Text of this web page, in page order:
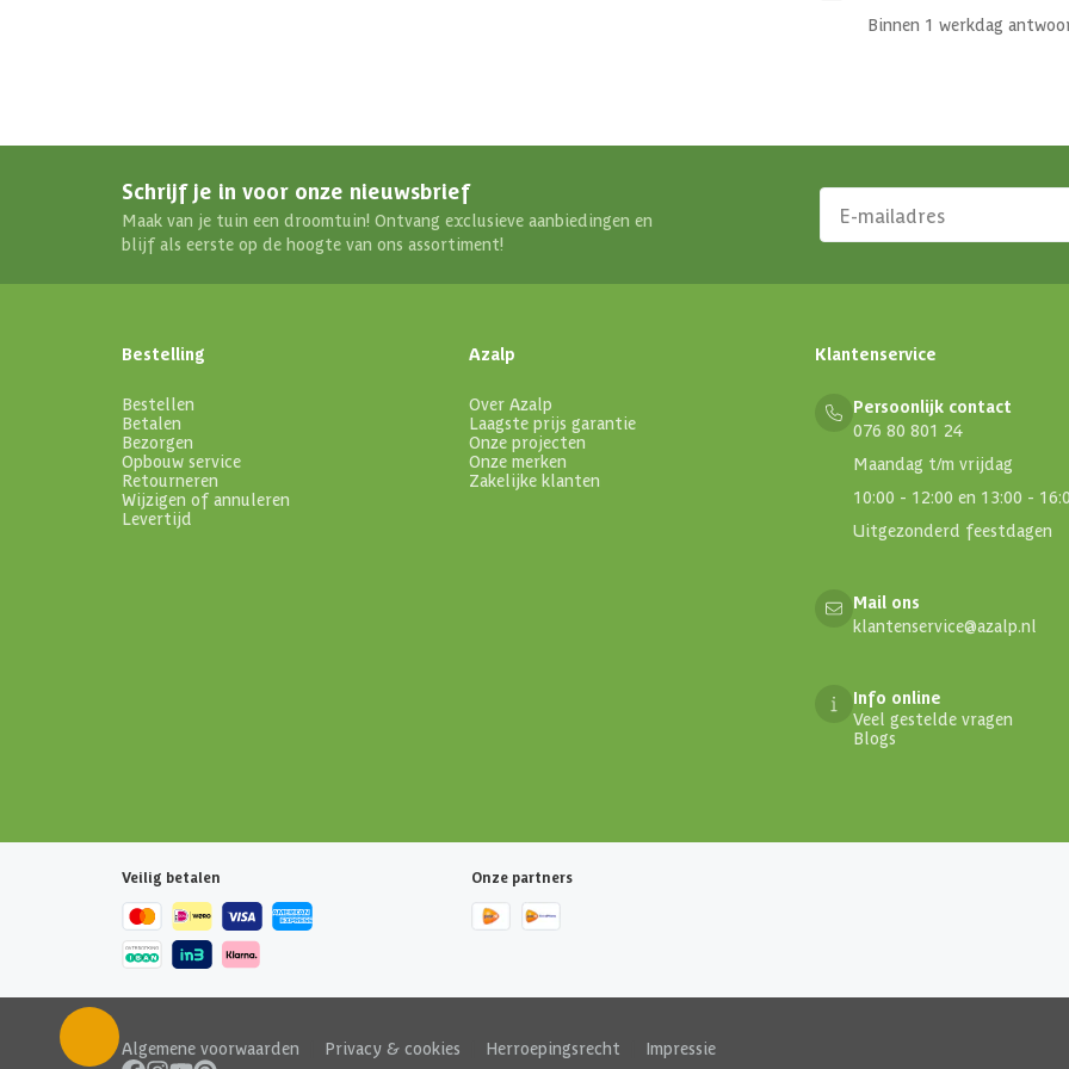
Binnen 1 werkdag
Schrijf je in voor onze nieuwsbrief
Maak van je tuin een droomtuin! Ontvang exclusieve aanbiedingen en
blijf als eerste op de hoogte van ons assortiment!
Bestelling
Bestellen
Betalen
Bezorgen
Opbouw service
Retourneren
Wijzigen of annuleren
Levertijd
Azalp
Over Azalp
Laagste prijs garantie
Onze projecten
Onze merken
Zakelijke klanten
Klantenservice
Persoonlijk contact
076 80 801 24
Maandag t/m vrijdag
10:00 - 12:00 en 13:00 -
Uitgezonderd feestdagen
Mail ons
klantenservice@azalp.nl
Info online
Veel gestelde vragen
Blogs
Veilig betalen Onze partners
Algemene voorwaarden Privacy & cookies Herroepingsrecht Impressie